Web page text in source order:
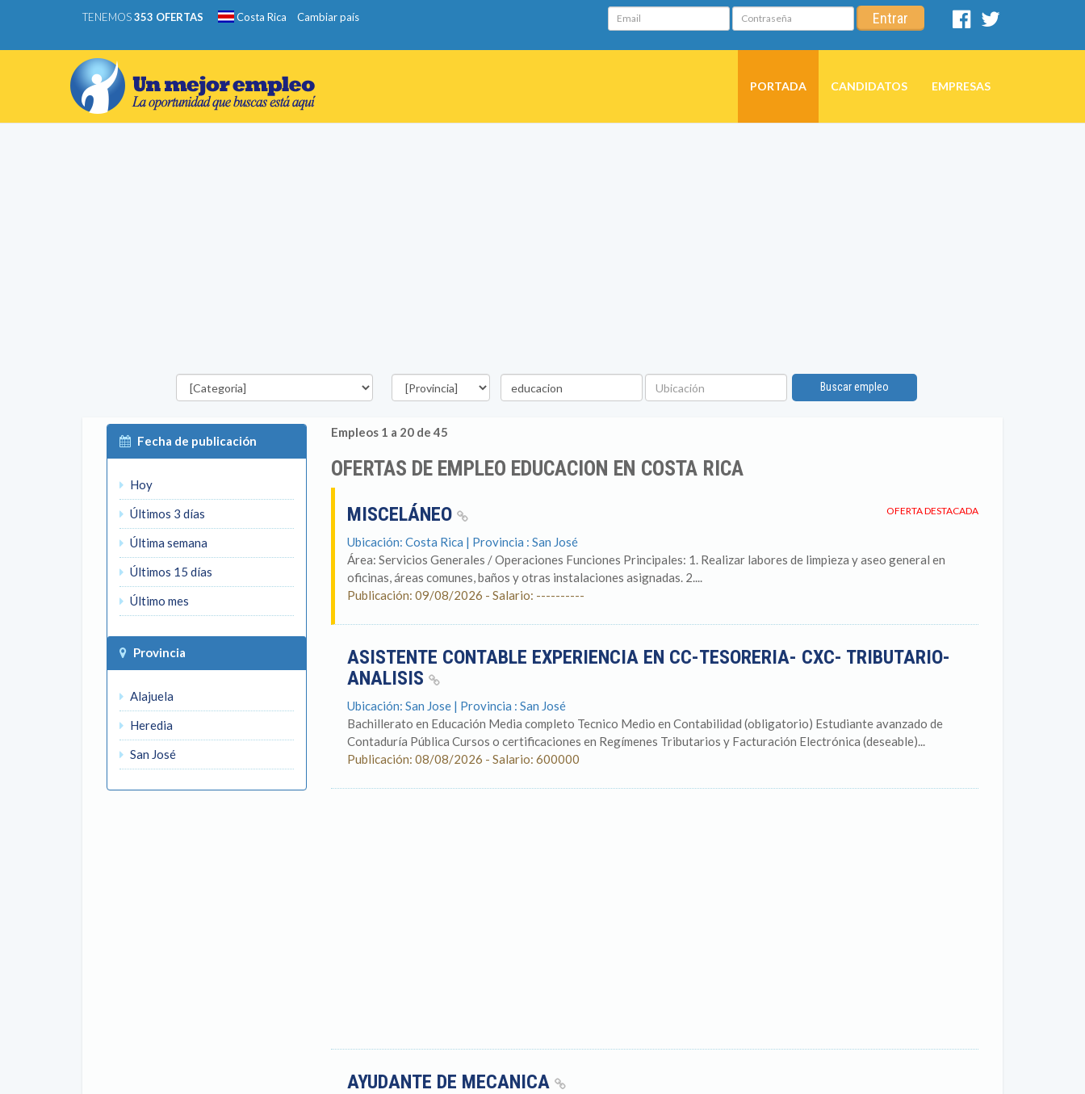
TENEMOS353 OFERTAS Costa Rica Cambiar país Email Contraseña Entrar
Facebook
PORTADA CANDIDATOS EMPRESAS
Categorías Provincia
Palabra
clave
Ubicación
Buscar empleo
Fecha de publicación
Hoy
Últimos 3 días
Última semana
Últimos 15 días
Último mes
Provincia
Alajuela
Heredia
San José
Empleos 1 a 20 de 45
OFERTAS DE EMPLEO EDUCACION EN COSTA RICA
OFERTA DESTACADA
MISCELÁNEO
Ubicación: Costa Rica | Provincia : San José
Área: Servicios Generales / Operaciones Funciones Principales: 1. Realizar labores de limpieza y aseo general en
oficinas, áreas comunes, baños y otras instalaciones asignadas. 2....
Publicación: 09/08/2026 - Salario: ----------
ASISTENTE CONTABLE EXPERIENCIA EN CC-TESORERIA- CXC- TRIBUTARIO-
ANALISIS
Ubicación: San Jose | Provincia : San José
Bachillerato en Educación Media completo Tecnico Medio en Contabilidad (obligatorio) Estudiante avanzado de
Contaduría Pública Cursos o certificaciones en Regímenes Tributarios y Facturación Electrónica (deseable)...
Publicación: 08/08/2026 - Salario: 600000
AYUDANTE DE MECANICA